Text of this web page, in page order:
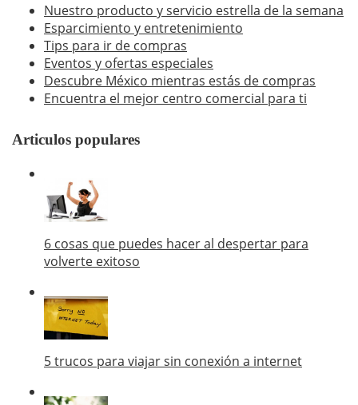
Nuestro producto y servicio estrella de la semana
Esparcimiento y entretenimiento
Tips para ir de compras
Eventos y ofertas especiales
Descubre México mientras estás de compras
Encuentra el mejor centro comercial para ti
Articulos populares
6 cosas que puedes hacer al despertar para
volverte exitoso
5 trucos para viajar sin conexión a internet